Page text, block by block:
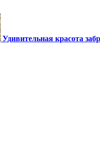
Удивительная красота